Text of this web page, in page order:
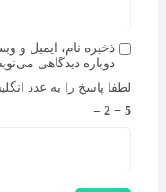
ذخیره نام، ایمیل و
دوباره دیدگاهی
لطفا پاسخ را به عدد
5 − 2 =